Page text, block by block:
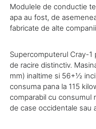
Modulele de conductie
apa au fost, de
fabricate de alte
Supercomputerul Cray-1
de racire distinctiv.
mm) inaltime si 56+1⁄2
consuma pana la 115
comparabil cu consumul
de case occidentale sau